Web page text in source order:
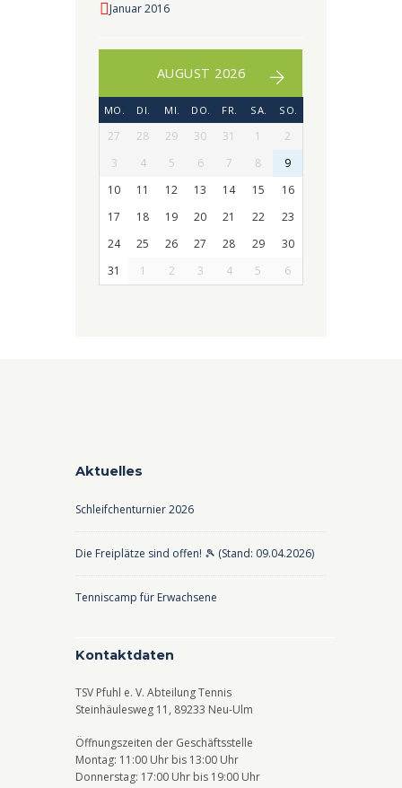
Januar 2016
AUGUST 2026
MO. DI. MI. DO. FR. SA. SO.
27 28 29 30 31 1
2
3
4 5 6 7 8
9
10
11 12 13 14 15
16
17
18 19 20 21 22
23
24
25 26 27 28 29
30
31
1 2 3 4 5 6
Aktuelles
Schleifchenturnier 2026
Die Freiplätze sind offen! 🎾 (Stand: 09.04.2026)
Tenniscamp für Erwachsene
Kontaktdaten
TSV Pfuhl e. V. Abteilung Tennis
Steinhäulesweg 11, 89233 Neu-Ulm
Öffnungszeiten der Geschäftsstelle
Montag: 11:00 Uhr bis 13:00 Uhr
Donnerstag: 17:00 Uhr bis 19:00 Uhr